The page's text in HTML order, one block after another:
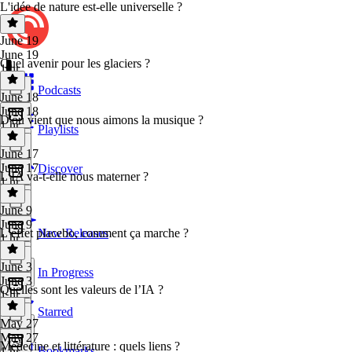
Podcasts
Playlists
Discover
New Releases
In Progress
Starred
L'idée de nature est-elle universelle ?
June 19
June 19
1 hr
Quel avenir pour les glaciers ?
June 18
June 18
1 hr
D'où vient que nous aimons la musique ?
June 17
June 17
1 hr
L’IA va-t-elle nous materner ?
June 9
June 9
1 hr
L’effet placebo, comment ça marche ?
June 3
June 3
1 hr
Quelles sont les valeurs de l’IA ?
May 27
May 27
Médecine et littérature : quels liens ?